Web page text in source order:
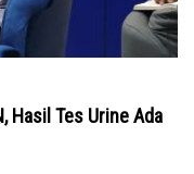
Hasil Tes Urine Ada